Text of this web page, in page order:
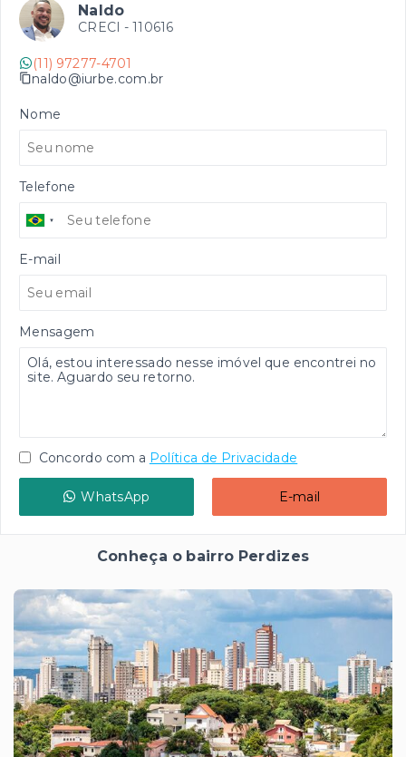
Naldo
CRECI - 110616
(11) 97277-4701
naldo@iurbe.com.br
Nome
Telefone
E-mail
Mensagem
Concordo com a Política de Privacidade
WhatsApp E-mail
Conheça o bairro Perdizes